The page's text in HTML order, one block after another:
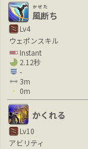
風断
かぜた
ち
Lv4
ウェポンスキル
Instant
2.12秒
-
3m
0m
かくれる
Lv10
アビリティ